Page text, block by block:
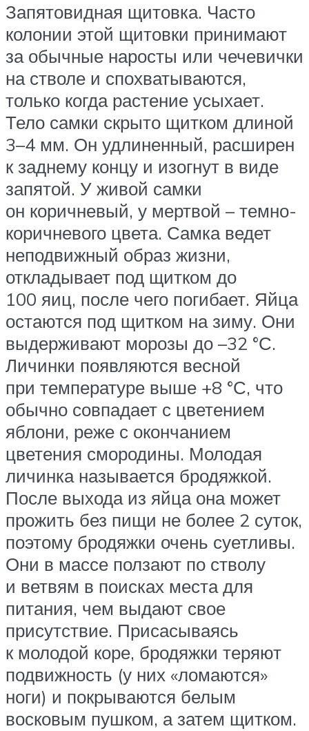
Запятовидная щитовка. Часто
колонии этой щитовки принимают
за обычные наросты или чечевички
на стволе и спохватываются,
только когда растение усыхает.
Тело самки скрыто щитком длиной
3–4 мм. Он удлиненный, расширен
к заднему концу и изогнут в виде
запятой. У живой самки
он коричневый, у мертвой – темно-
коричневого цвета. Самка ведет
неподвижный образ жизни,
откладывает под щитком до
100 яиц, после чего погибает. Яйца
остаются под щитком на зиму. Они
выдерживают морозы до –32 °С.
Личинки появляются весной
при температуре выше +8 °С, что
обычно совпадает с цветением
яблони, реже с окончанием
цветения смородины. Молодая
личинка называется бродяжкой.
После выхода из яйца она может
прожить без пищи не более 2 суток,
поэтому бродяжки очень суетливы.
Они в массе ползают по стволу
и ветвям в поисках места для
питания, чем выдают свое
присутствие. Присасываясь
к молодой коре, бродяжки теряют
подвижность (у них «ломаются»
ноги) и покрываются белым
восковым пушком, а затем щитком.